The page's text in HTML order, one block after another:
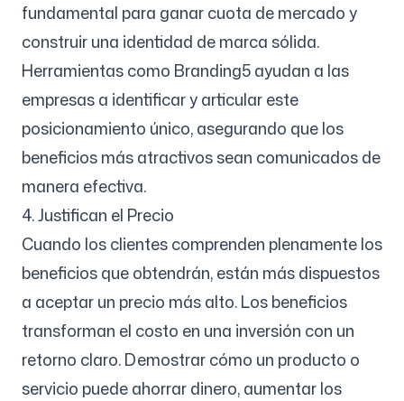
fundamental para ganar cuota de mercado y
construir una identidad de marca sólida.
Herramientas como Branding5 ayudan a las
empresas a identificar y articular este
posicionamiento único, asegurando que los
beneficios más atractivos sean comunicados de
manera efectiva.
4. Justifican el Precio
Cuando los clientes comprenden plenamente los
beneficios que obtendrán, están más dispuestos
a aceptar un precio más alto. Los beneficios
transforman el costo en una inversión con un
retorno claro. Demostrar cómo un producto o
servicio puede ahorrar dinero, aumentar los